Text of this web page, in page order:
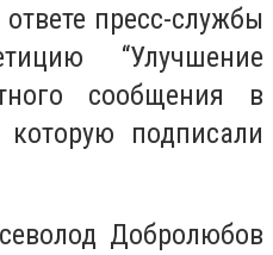
пресс-службы
“Улучшение
сообщения в
которую подписали
Добролюбов